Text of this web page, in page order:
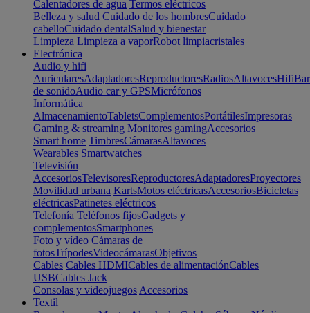
Calentadores de agua Termos eléctricos
Belleza y salud Cuidado de los hombresCuidado
cabelloCuidado dentalSalud y bienestar
Limpieza Limpieza a vaporRobot limpiacristales
Electrónica
Audio y hifi
AuricularesAdaptadoresReproductoresRadiosAltavocesHifi
de sonidoAudio car y GPSMicrófonos
Informática
AlmacenamientoTabletsComplementosPortátilesImpresoras
Gaming & streaming Monitores gamingAccesorios
Smart home TimbresCámarasAltavoces
Wearables Smartwatches
Televisión
AccesoriosTelevisoresReproductoresAdaptadoresProyectores
Movilidad urbana KartsMotos eléctricasAccesoriosBicicletas
eléctricasPatinetes eléctricos
Telefonía Teléfonos fijosGadgets y
complementosSmartphones
Foto y vídeo Cámaras de
fotosTrípodesVideocámarasObjetivos
Cables Cables HDMICables de alimentaciónCables
USBCables Jack
Consolas y videojuegos Accesorios
Textil